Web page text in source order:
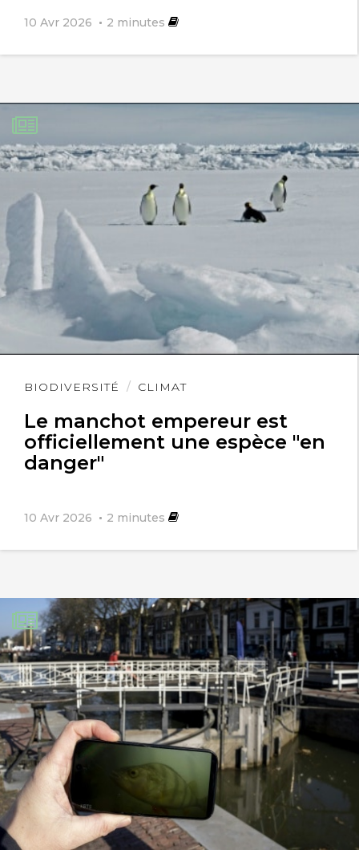
10 Avr 2026 2 minutes
BIODIVERSITÉ CLIMAT
Le manchot empereur est
officiellement une espèce "en
danger"
10 Avr 2026 2 minutes
Lire